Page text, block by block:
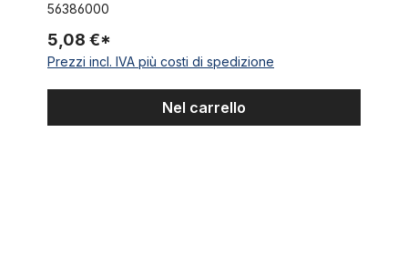
56386000
5,08 €*
Prezzi incl. IVA più costi di spedizione
Nel carrello